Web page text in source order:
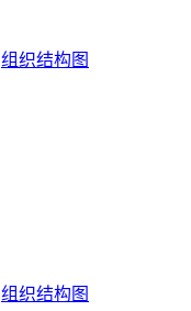
组织结构图
组织结构图